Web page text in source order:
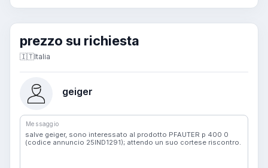
prezzo su richiesta
🇮🇹Italia
geiger
Messaggio